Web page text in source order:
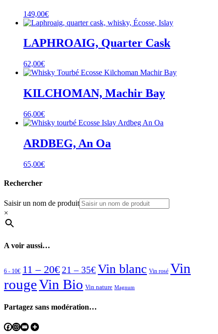
149,00€
LAPHROAIG, Quarter Cask
62,00€
KILCHOMAN, Machir Bay
66,00€
ARDBEG, An Oa
65,00€
Rechercher
Saisir un nom de produit
×
A voir aussi…
6 - 10€ 11 – 20€ 21 – 35€Vin blanc Vin rosé Vin
rougeVin Bio Vin nature Magnum
Partagez sans modération…